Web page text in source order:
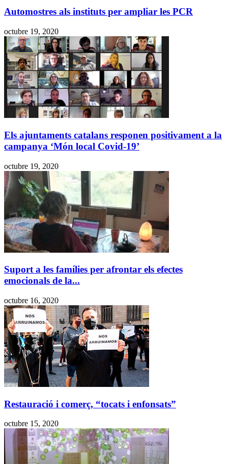
Automostres als instituts per ampliar les PCR
octubre 19, 2020
Els ajuntaments catalans responen positivament a la
campanya ‘Món local Covid-19’
octubre 19, 2020
Suport a les famílies per afrontar els efectes
emocionals de la...
octubre 16, 2020
Restauració i comerç, “tocats i enfonsats”
octubre 15, 2020